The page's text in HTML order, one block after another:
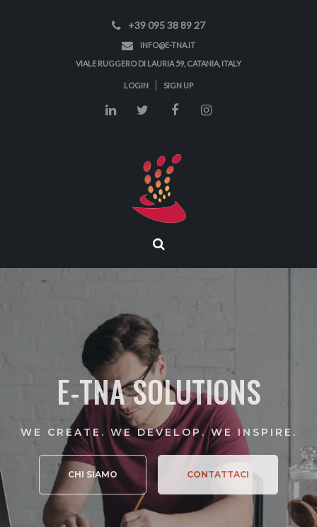
+39 095 38 89 27
INFO@E-TNA.IT
VIALE RUGGERO DI LAURIA 59, CATANIA, ITALY
LOGIN SIGN UP
E-TNA SOLUTIONS
WE CREATE. WE DEVELOP. WE INSPIRE.
CHI SIAMO